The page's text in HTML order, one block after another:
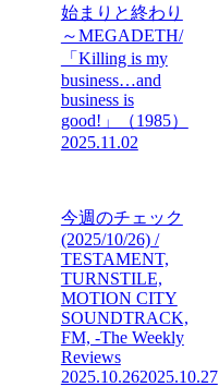
始まりと終わり
～MEGADETH/
「Killing is my
business…and
business is
good!」（1985）
2025.11.02
今週のチェック
(2025/10/26) /
TESTAMENT,
TURNSTILE,
MOTION CITY
SOUNDTRACK,
FM, -The Weekly
Reviews
2025.10.262025.10.27